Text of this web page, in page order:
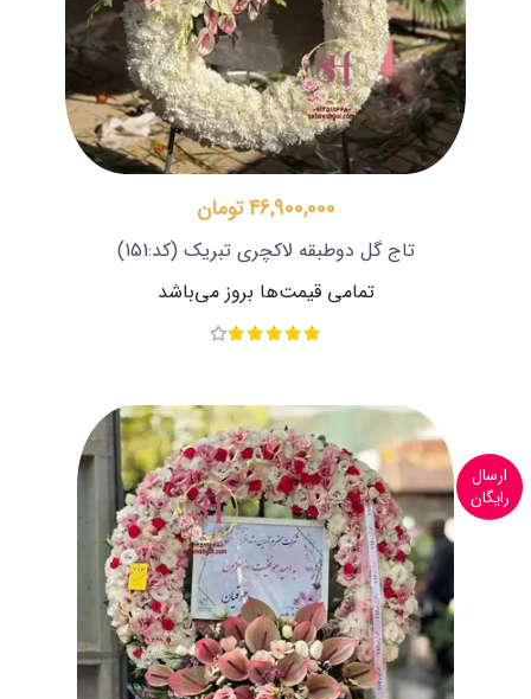
46,900,000 تومان
تاج گل دوطبقه لاکچری تبریک (کد:151)
تمامی قیمت‌ها بروز می‌باشد
ارسال
رایگان